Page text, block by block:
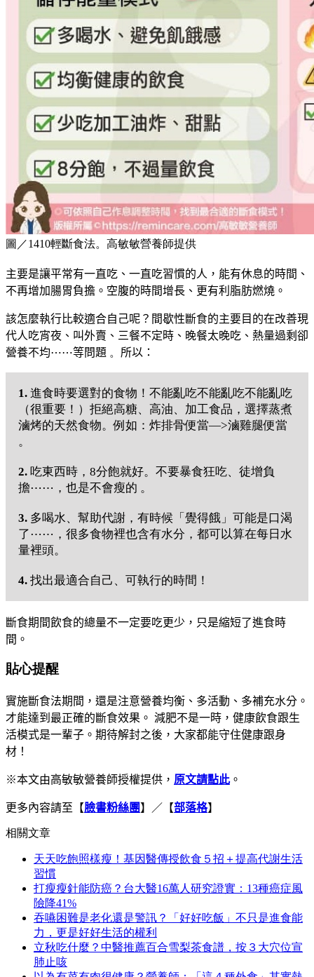
圖／1410輕斷食法。高敏敏營養師提供
主要是讓平常有一直吃、一直吃習慣的人，能有休息的時間、
不再增加腸胃負擔。 空腹的時間增長、更有利脂肪燃燒。
該怎麼執行比較適合自己呢？ 間歇性斷食的主要目的在改善現
代人 吃宵夜、叫外賣、三餐不定時、晚餐太晚吃、熱量過剩卻
營養不均⋯⋯等問題 。 所以：
1. 進食時要選對的食物！不能亂吃不能亂吃不能亂吃
（很重要！）拒絕高糖、高油、加工食品，選擇蒸煮
滷烤的天然食物。例如：炸排骨便當—>滷雞腿便當
。
2. 吃東西時，8分飽就好。不要暴食狂吃、徒增負
擔⋯⋯，也是不會瘦的 。
3. 多喝水、幫助代謝，有時候「覺得餓」可能是口渴
了⋯⋯，很多食物裡也含有水分，都可以算在每日水
量裡頭。
4. 找出最適合自己、可執行的時間！
斷食期間飲食的總量不一定要吃更少， 只是縮短了進食時
間。
貼心提醒
實施斷食法期間， 還是注意營養均衡、多活動、多補充水分。
才能達到最正確的斷食效果。 減肥不是一時， 健康飲食跟生
活模式是一輩子。 期待解封之後， 大家都能守住健康跟身
材 ！
※本文由高敏敏營養師授權提供， 原文請點此。
更多內容請至【臉書粉絲團】／【部落格】
相關文章
天天吃飽照樣瘦！基因醫傳授飲食５招＋提高代謝生活
習慣
打瘦瘦針能防癌？台大醫16萬人研究證實：13種癌症風
險降41%
吞嚥困難是老化還是警訊？「好好吃飯」不只是進食能
力，更是好好生活的權利
立秋吃什麼？中醫推薦百合雪梨茶食譜，按３大穴位宣
肺止咳